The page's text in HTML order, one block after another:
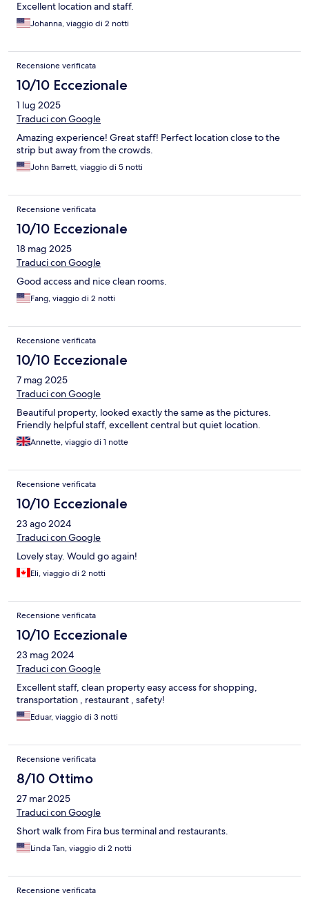
Excellent location and staff.
Johanna, viaggio di 2 notti
Recensione verificata
10/10 Eccezionale
1 lug 2025
Traduci con Google
Amazing experience! Great staff! Perfect location close to the
strip but away from the crowds.
John Barrett, viaggio di 5 notti
Recensione verificata
10/10 Eccezionale
18 mag 2025
Traduci con Google
Good access and nice clean rooms.
Fang, viaggio di 2 notti
Recensione verificata
10/10 Eccezionale
7 mag 2025
Traduci con Google
Beautiful property, looked exactly the same as the pictures.
Friendly helpful staff, excellent central but quiet location.
Annette, viaggio di 1 notte
Recensione verificata
10/10 Eccezionale
23 ago 2024
Traduci con Google
Lovely stay. Would go again!
Eli, viaggio di 2 notti
Recensione verificata
10/10 Eccezionale
23 mag 2024
Traduci con Google
Excellent staff, clean property easy access for shopping,
transportation , restaurant , safety!
Eduar, viaggio di 3 notti
Recensione verificata
8/10 Ottimo
27 mar 2025
Traduci con Google
Short walk from Fira bus terminal and restaurants.
Linda Tan, viaggio di 2 notti
Recensione verificata